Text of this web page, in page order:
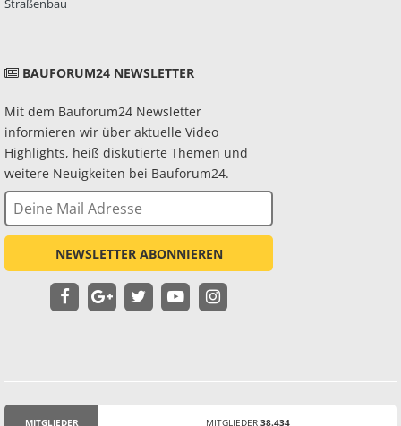
Straßenbau
BAUFORUM24 NEWSLETTER
Mit dem Bauforum24 Newsletter
informieren wir über aktuelle Video
Highlights, heiß diskutierte Themen und
weitere Neuigkeiten bei Bauforum24.
NEWSLETTER ABONNIEREN
MITGLIEDER MITGLIEDER 38.434